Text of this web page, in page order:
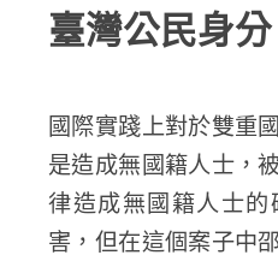
臺灣公民身
國際實踐上對於雙重
是造成無國籍人士，
律造成無國籍人士
害，但在這個案子中